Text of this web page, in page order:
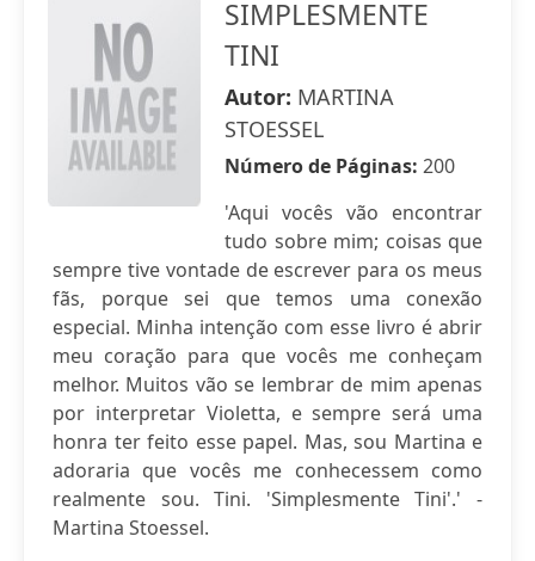
SIMPLESMENTE
TINI
Autor: MARTINA
STOESSEL
Número de Páginas: 200
'Aqui vocês vão encontrar
tudo sobre mim; coisas que
sempre tive vontade de escrever para os meus
fãs, porque sei que temos uma conexão
especial. Minha intenção com esse livro é abrir
meu coração para que vocês me conheçam
melhor. Muitos vão se lembrar de mim apenas
por interpretar Violetta, e sempre será uma
honra ter feito esse papel. Mas, sou Martina e
adoraria que vocês me conhecessem como
realmente sou. Tini. 'Simplesmente Tini'.' -
Martina Stoessel.